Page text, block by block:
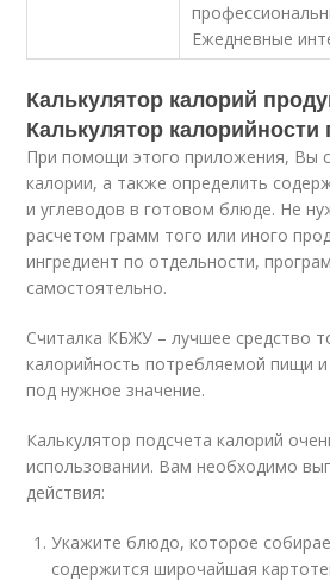
Ежедневные
Калькулятор калорий
Калькулятор калорийности
При помощи этого приложения, Вы
калории, а также определить
и углеводов в готовом блюде. Не
расчетом грамм того или иного
ингредиент по отдельности,
самостоятельно.
Считалка КБЖУ – лучшее средство
калорийность потребляемой пищи
под нужное значение.
Калькулятор подсчета калорий
использовании. Вам необходимо
действия:
Укажите блюдо, которое
содержится широчайшая